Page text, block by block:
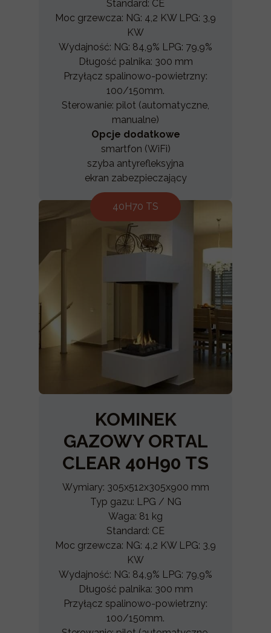
KOMINEK
GAZOWY ORTAL
CLEAR 40H90 TS
Wymiary: 305x512x305x900 mm
Typ gazu: LPG / NG
Waga: 81 kg
Standard: CE
Moc grzewcza: NG: 4,2 KW LPG: 3,9
KW
Wydajność: NG: 84,9% LPG: 79,9%
Długość palnika: 300 mm
Przyłącz spalinowo-powietrzny:
100/150mm.
40H70 TS
Standard: CE
Moc grzewcza: NG: 4,2 KW LPG: 3,9
KW
Wydajność: NG: 84,9% LPG: 79,9%
Długość palnika: 300 mm
Przyłącz spalinowo-powietrzny:
100/150mm.
Sterowanie: pilot (automatyczne,
manualne)
Opcje dodatkowe
smartfon (WiFi)
szyba antyrefleksyjna
ekran zabezpieczający